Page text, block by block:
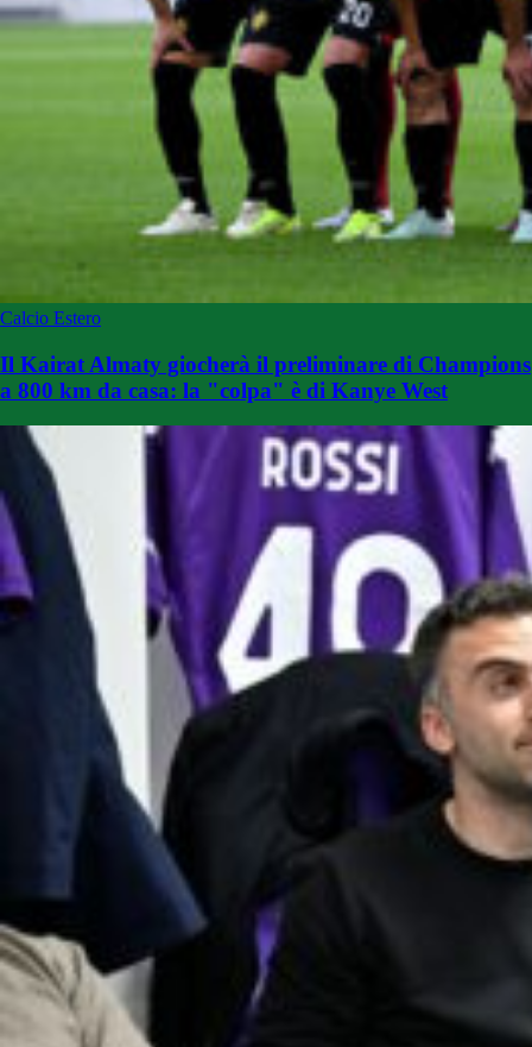
Calcio Estero
Il Kairat Almaty giocherà il preliminare di Champions
a 800 km da casa: la "colpa" è di Kanye West